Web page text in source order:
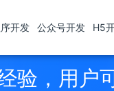
开发 公众号开发 H5
验，用户